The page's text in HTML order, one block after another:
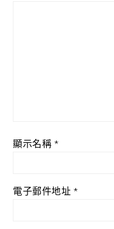
顯示名稱 *
電子郵件地址 *